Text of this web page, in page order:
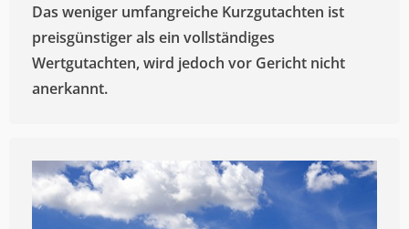
Das weniger umfangreiche Kurzgutachten ist
preisgünstiger als ein vollständiges
Wertgutachten, wird jedoch vor Gericht nicht
anerkannt.